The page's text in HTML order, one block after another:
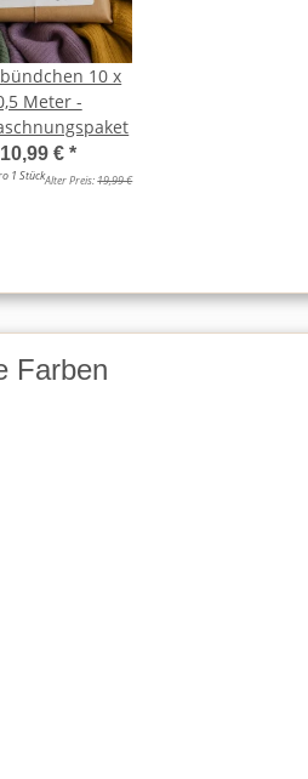
10 x
Meter -
10,99 €*
1 StückAlter Preis:19,99 €
Farben